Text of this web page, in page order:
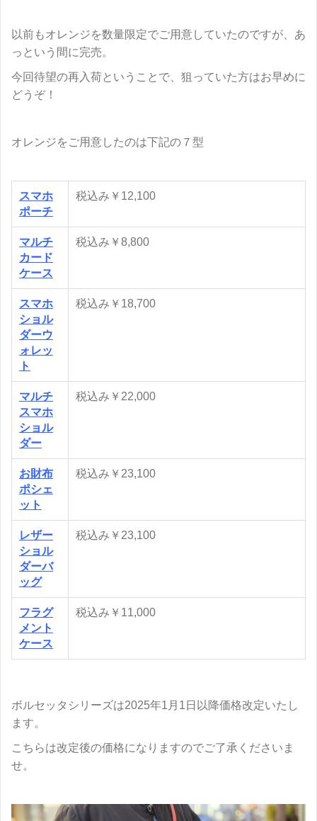
以前もオレンジを数量限定でご用意していたのですが、あ
っという間に完売。
今回待望の再入荷ということで、狙っていた方はお早めに
どうぞ！
オレンジをご用意したのは下記の７型
スマホ
ポーチ
税込み￥12,100
マルチ
カード
ケース
税込み￥8,800
スマホ
ショル
ダーウ
ォレッ
ト
税込み￥18,700
マルチ
スマホ
ショル
ダー
税込み￥22,000
お財布
ポシェ
ット
税込み￥23,100
レザー
ショル
ダーバ
ッグ
税込み￥23,100
フラグ
メント
ケース
税込み￥11,000
ボルセッタシリーズは2025年1月1日以降価格改定いたし
ます。
こちらは改定後の価格になりますのでご了承くださいま
せ。